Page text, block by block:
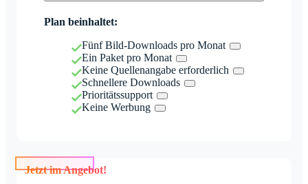
Plan beinhaltet:
Fünf Bild-Downloads pro Monat
Ein Paket pro Monat
Keine Quellenangabe erforderlich
Schnellere Downloads
Prioritätssupport
Keine Werbung
Jetzt im Angebot!